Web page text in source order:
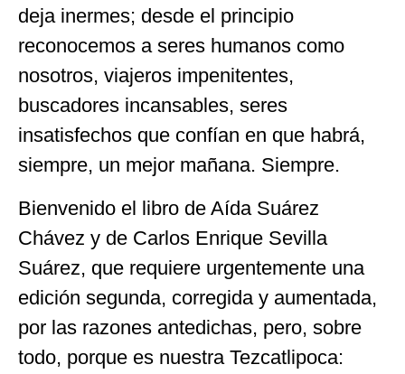
deja inermes; desde el principio
reconocemos a seres humanos como
nosotros, viajeros impenitentes,
buscadores incansables, seres
insatisfechos que confían en que habrá,
siempre, un mejor mañana. Siempre.
Bienvenido el libro de Aída Suárez
Chávez y de Carlos Enrique Sevilla
Suárez, que requiere urgentemente una
edición segunda, corregida y aumentada,
por las razones antedichas, pero, sobre
todo, porque es nuestra Tezcatlipoca: